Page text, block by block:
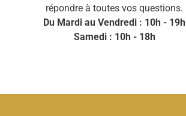
répondre à toutes vos questions.
Du Mardi au Vendredi : 10h - 19h
Samedi : 10h - 18h